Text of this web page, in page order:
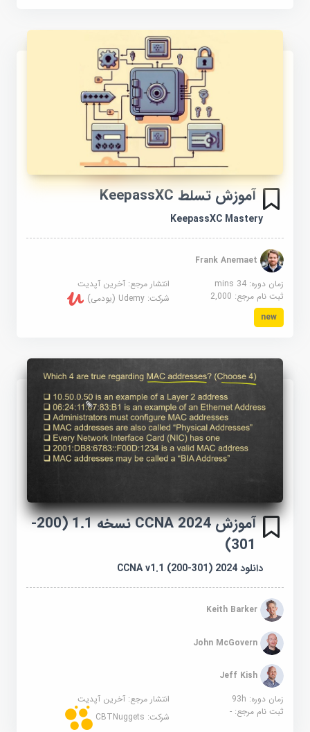
آموزش تسلط KeepassXC
KeepassXC Mastery
Frank Anemaet
زمان دوره: 34 mins
انتشار مرجع:آخرین آپدیت
ثبت نام مرجع:2,000 شرکت:Udemy (یودمی)
new
آموزش 2024 CCNA نسخه 1.1 (200-
301)
دانلود 2024 CCNA v1.1 (200-301)
Keith Barker
John McGovern
Jeff Kish
زمان دوره: 93h
انتشار مرجع:آخرین آپدیت
ثبت نام مرجع:- شرکت:CBTNuggets